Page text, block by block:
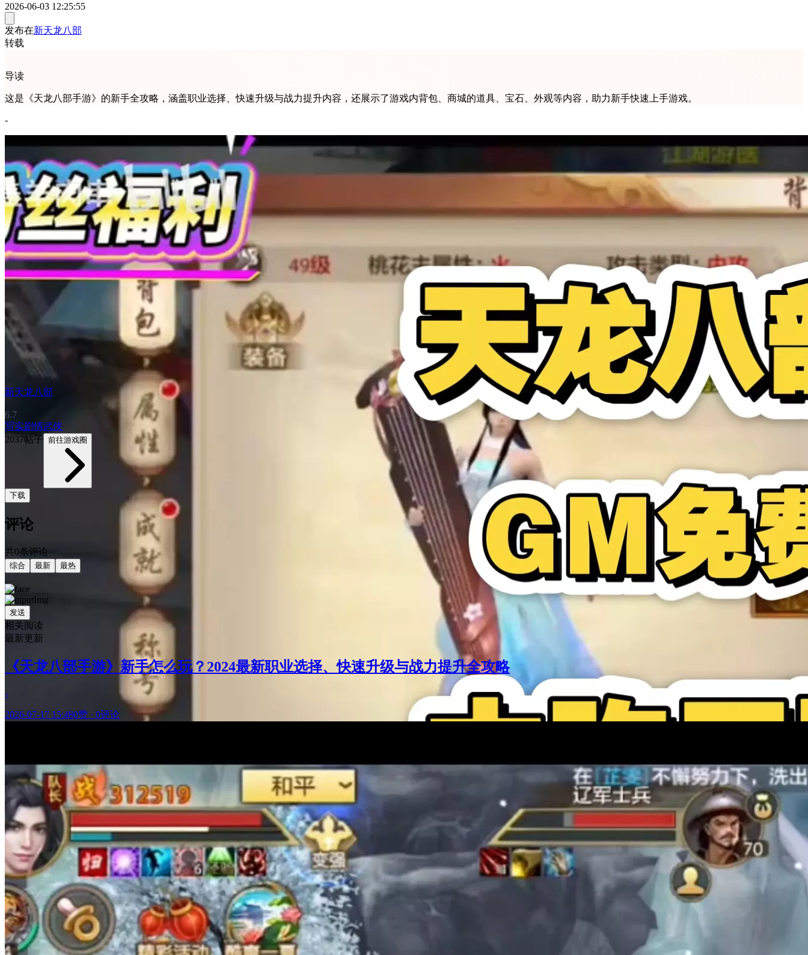
2026-06-03 12:25:55
发布在新天龙八部
转载
导读
这是《天龙八部手游》的新手全攻略，涵盖职业选择、快速升级与战力提升内容，还展示了游戏内背包、商城的道具、宝石、外观等内容，助力新手快速上手游戏。
-
新天龙八部
6.7
写实剧情武侠
2037帖子 前往游戏圈
下载
评论
共0条评论
综合 最新 最热
发送
相关阅读
最新更新
《天龙八部手游》新手怎么玩？2024最新职业选择、快速升级与战力提升全攻略
-
2026-07-17 15:480赞 · 0评论